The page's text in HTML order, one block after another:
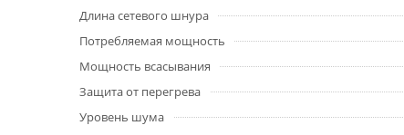
Длина сетевого шнура
Потребляемая мощность
Мощность всасывания
Защита от перегрева
Уровень шума